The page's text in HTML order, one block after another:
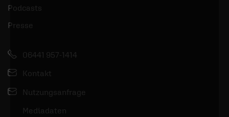
Podcasts
Presse
06441 957-1414
Kontakt
Nutzungsanfrage
Mediadaten